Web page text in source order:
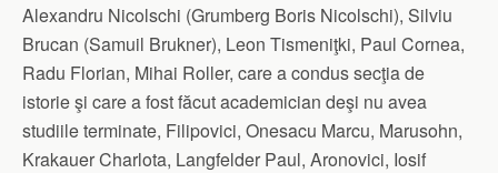
Alexandru Nicolschi (Grumberg Boris Nicolschi), Silviu
Brucan (Samuil Brukner), Leon Tismeniţki, Paul Cornea,
Radu Florian, Mihai Roller, care a condus secţia de
istorie şi care a fost făcut academician deşi nu avea
studiile terminate, Filipovici, Onesacu Marcu, Marusohn,
Krakauer Charlota, Langfelder Paul, Aronovici, Iosif